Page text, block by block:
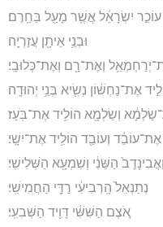
עוֹכֵ֣ר יִשְׂרָאֵ֔ל אֲשֶׁ֥ר מָעַ֖ל בַּחֵֽרֶם׃
וּבְנֵ֥י אֵיתָ֖ן עֲזַרְיָֽה׃
וְאֶת־רָ֖ם וְאֶת־כְּלוּבָֽי׃
אֶת־נַחְשׁ֔וֹן נְשִׂ֖יא בְּנֵ֥י יְהוּדָֽה׃
וְשַׂלְמָ֖א הוֹלִ֥יד אֶת־בֹּֽעַז׃
אֶת־עוֹבֵ֔ד וְעוֹבֵ֖ד הוֹלִ֥יד אֶת־יִשָֽׁי׃
הַשֵּׁנִ֔י וְשִׁמְעָ֖א הַשְּׁלִישִֽׁי׃
נְתַנְאֵל֙ הָֽרְבִיעִ֔י רַדַּ֖י הַחֲמִישִֽׁי׃
אֹ֚צֶם הַשִּׁשִּׁ֔י דָּוִ֖יד הַשְּׁבִעִֽי׃